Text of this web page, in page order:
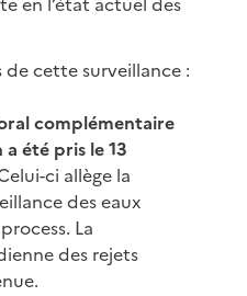
cette surveillance :
complémentaire
été pris le 13
ci allège la
des eaux
La
des rejets